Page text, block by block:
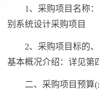
1、采购项目名称：
别系统设计采购项目
2、采购项目标的、
基本概况介绍：详见第
二、采购项目预算(